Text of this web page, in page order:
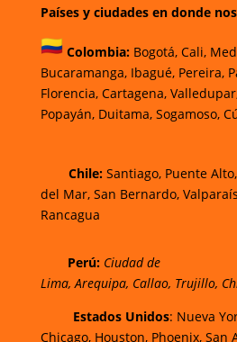
Países y ciudades en donde
Colombia: Bogotá,Cali,
Bucaramanga,Ibagué,Pereira,
Florencia, Cartagena,
Popayán, Duitama, Sogamoso,
Chile:Santiago, Puente
del Mar, San Bernardo,
Rancagua
Perú: Ciudad de
Lima, Arequipa, Callao, Trujillo,
Estados Unidos: Nueva
Chicago, Houston, Phoenix, San